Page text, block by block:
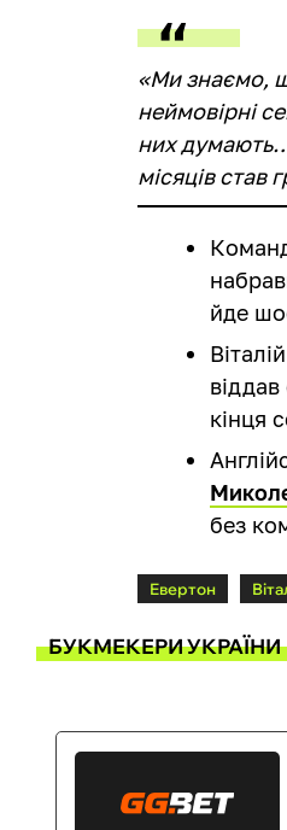
«Ми знаємо,
неймовірні
них думають…
місяців став
йде
кінця
без
Евертон
БУКМЕКЕРИ УКРАЇНИ